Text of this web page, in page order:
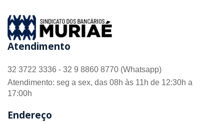
Atendimento
32 3722 3336 - 32 9 8860 8770 (Whatsapp)
Atendimento: seg a sex, das 08h às 11h de 12:30h a
17:00h
Endereço